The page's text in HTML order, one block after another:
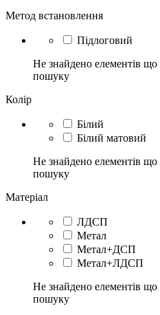
Метод встановлення
Підлоговий
Не знайдено елементів що
пошуку
Колір
Білий
Білий матовий
Не знайдено елементів що
пошуку
Матеріал
ЛДСП
Метал
Метал+ДСП
Метал+ЛДСП
Не знайдено елементів що
пошуку